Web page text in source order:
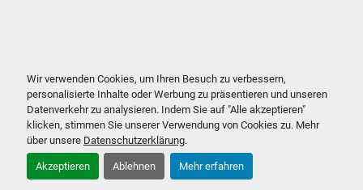
Wir verwenden Cookies, um Ihren Besuch zu verbessern,
personalisierte Inhalte oder Werbung zu präsentieren und unseren
Datenverkehr zu analysieren. Indem Sie auf "Alle akzeptieren"
klicken, stimmen Sie unserer Verwendung von Cookies zu. Mehr
über unsere Datenschutzerklärung.
Akzeptieren Ablehnen Mehr erfahren